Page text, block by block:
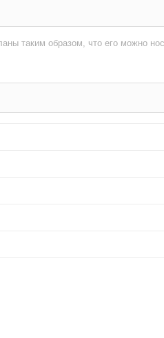
таким образом, что его можно